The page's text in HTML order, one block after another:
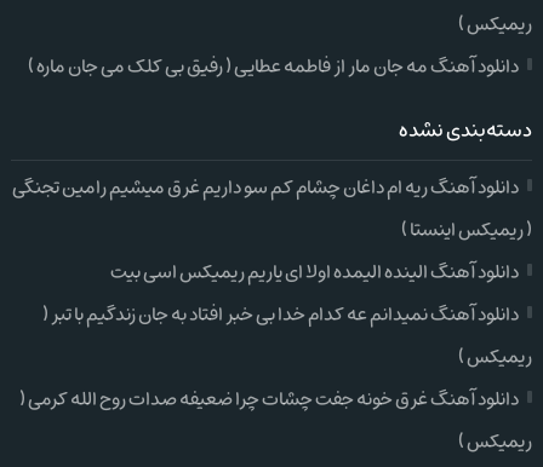
ریمیکس )
دانلود آهنگ مه جان مار از فاطمه عطایی ( رفیق بی کلک می جان ماره )
دسته‌بندی نشده
دانلود آهنگ ریه ام داغان چشام کم سو داریم غرق میشیم رامین تجنگی
( ریمیکس اینستا )
دانلود آهنگ الینده الیمده اولا ای یاریم ریمیکس اسی بیت
دانلود آهنگ نمیدانم عه کدام خدا بی خبر افتاد به جان زندگیم با تبر (
ریمیکس )
دانلود آهنگ غرق خونه جفت چشات چرا ضعیفه صدات روح الله کرمی (
ریمیکس )